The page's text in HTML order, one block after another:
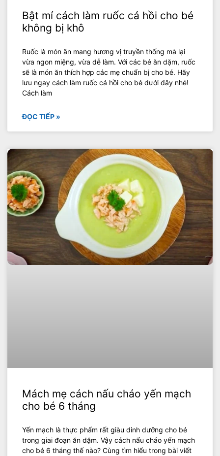
Bật mí cách làm ruốc cá hồi cho bé
không bị khô
Ruốc là món ăn mang hương vị truyền thống mà lại
vừa ngon miệng, vừa dễ làm. Với các bé ăn dặm, ruốc
sẽ là món ăn thích hợp các mẹ chuẩn bị cho bé. Hãy
lưu ngay cách làm ruốc cá hồi cho bé dưới đây nhé!
Cách làm
ĐỌC TIẾP »
Mách mẹ cách nấu cháo yến mạch
cho bé 6 tháng
Yến mạch là thực phẩm rất giàu dinh dưỡng cho bé
trong giai đoạn ăn dặm. Vậy cách nấu cháo yến mạch
cho bé 6 tháng thế nào? Cùng tìm hiểu trong bài viết